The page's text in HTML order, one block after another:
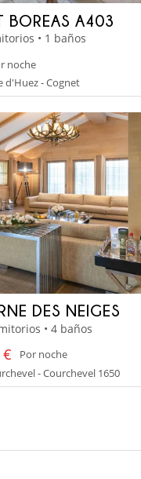
BOREAS A403
• 1 baños
noche
d'Huez - Cognet
DES NEIGES
• 4 baños
Por noche
- Courchevel 1650